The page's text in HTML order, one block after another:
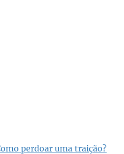
perdoar uma traição?